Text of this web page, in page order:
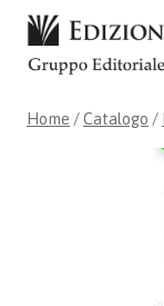
Salta
contenuto
Home /Catalogo /